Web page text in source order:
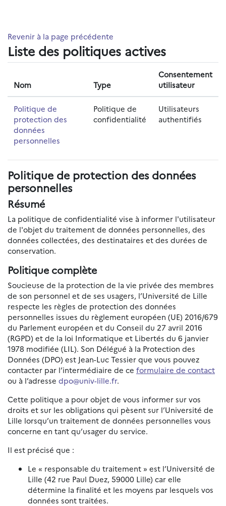
Revenir à la page précédente
Liste des politiques actives
Nom Type
Consentement
utilisateur
Politique de
protection des
données
personnelles
Politique de
confidentialité
Utilisateurs
authentifiés
Politique de protection des données
personnelles
Résumé
La politique de confidentialité vise à informer l'utilisateur
de l'objet du traitement de données personnelles, des
données collectées, des destinataires et des durées de
conservation.
Politique complète
Soucieuse de la protection de la vie privée des membres
de son personnel et de ses usagers, l’Université de Lille
respecte les règles de protection des données
personnelles issues du règlement européen (UE) 2016/679
du Parlement européen et du Conseil du 27 avril 2016
(RGPD) et de la loi Informatique et Libertés du 6 janvier
1978 modifiée (LIL). Son Délégué à la Protection des
Données (DPO) est Jean-Luc Tessier que vous pouvez
contacter par l’intermédiaire de ce formulaire de contact
ou à l’adresse dpo@univ-lille.fr.
Cette politique a pour objet de vous informer sur vos
droits et sur les obligations qui pèsent sur l’Université de
Lille lorsqu’un traitement de données personnelles vous
concerne en tant qu’usager du service.
Il est précisé que :
Le « responsable du traitement » est l’Université de
Lille (42 rue Paul Duez, 59000 Lille) car elle
détermine la finalité et les moyens par lesquels vos
données sont traitées.